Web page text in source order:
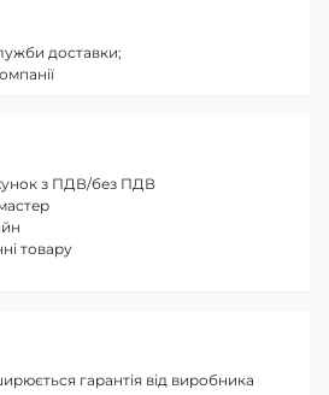
доставки;
з ПДВ/без ПДВ
товару
гарантія від виробника